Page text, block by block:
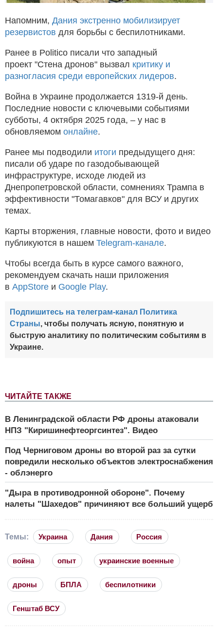
ЧИТАЙТЕ ТАКЖЕ
В Ленинградской области РФ дроны атаковали
НПЗ "Киришинефтеоргсинтез". Видео
Под Черниговом дроны во второй раз за сутки
повредили несколько объектов электроснабжения
- облэнерго
"Дыра в противодронной обороне". Почему
налеты "Шахедов" причиняют все больший ущерб
Напомним, Дания экстренно мобилизирует
резервистов для борьбы с беспилотниками.
Ранее в Politico писали что западный
проект "Стена дронов" вызвал критику и
разногласия среди европейских лидеров.
Война в Украине продолжается 1319-й день.
Последние новости с ключевыми событиями
субботы, 4 октября 2025 года, – у нас в
обновляемом онлайне.
Ранее мы подводили итоги предыдущего дня:
писали об ударе по газодобывающей
инфраструктуре, исходе людей из
Днепропетровской области, сомнениях Трампа в
эффективности "Томагавков" для ВСУ и других
темах.
Карты вторжения, главные новости, фото и видео
публикуются в нашем Telegram-канале.
Чтобы всегда быть в курсе самого важного,
рекомендуем скачать наши приложения
в AppStore и Google Play.
Подпишитесь на телеграм-канал Политика
Страны, чтобы получать ясную, понятную и
быструю аналитику по политическим событиям в
Украине.
Темы: Украина Дания Россия
война опыт украинские военные
дроны БПЛА беспилотники
Генштаб ВСУ